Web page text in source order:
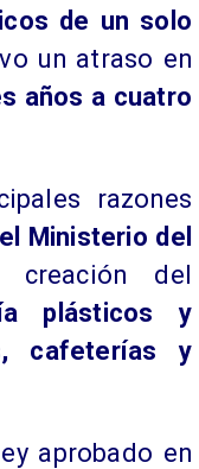
de un solo
un atraso en
años a cuatro
razones
Ministerio del
del
plásticos y
cafeterías y
aprobado en